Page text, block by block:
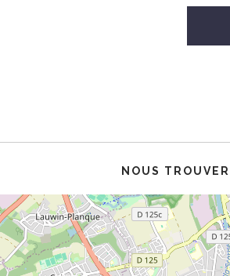
NOUS TROUVER